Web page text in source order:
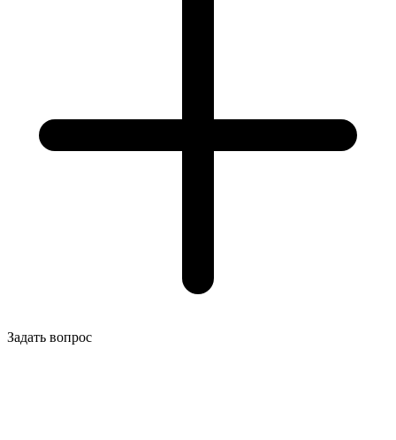
Задать вопрос